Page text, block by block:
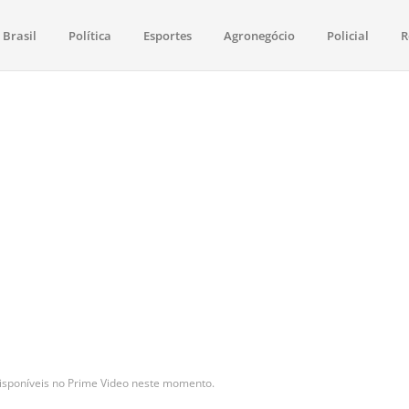
saúde, esportes, economia e os principais acontecimentos de Boa
Brasil Política Esportes Agronegócio Policial
no Prime Video neste momento.